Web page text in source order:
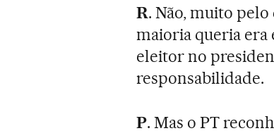
R. Não, muito pelo
maioria queria era
eleitor no
responsabilidade.
P. Mas o PT